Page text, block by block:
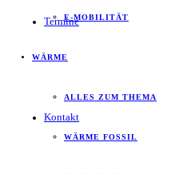
Termine
Kontakt
E-MOBILITÄT
WÄRME
ALLES ZUM THEMA
WÄRME FOSSIL